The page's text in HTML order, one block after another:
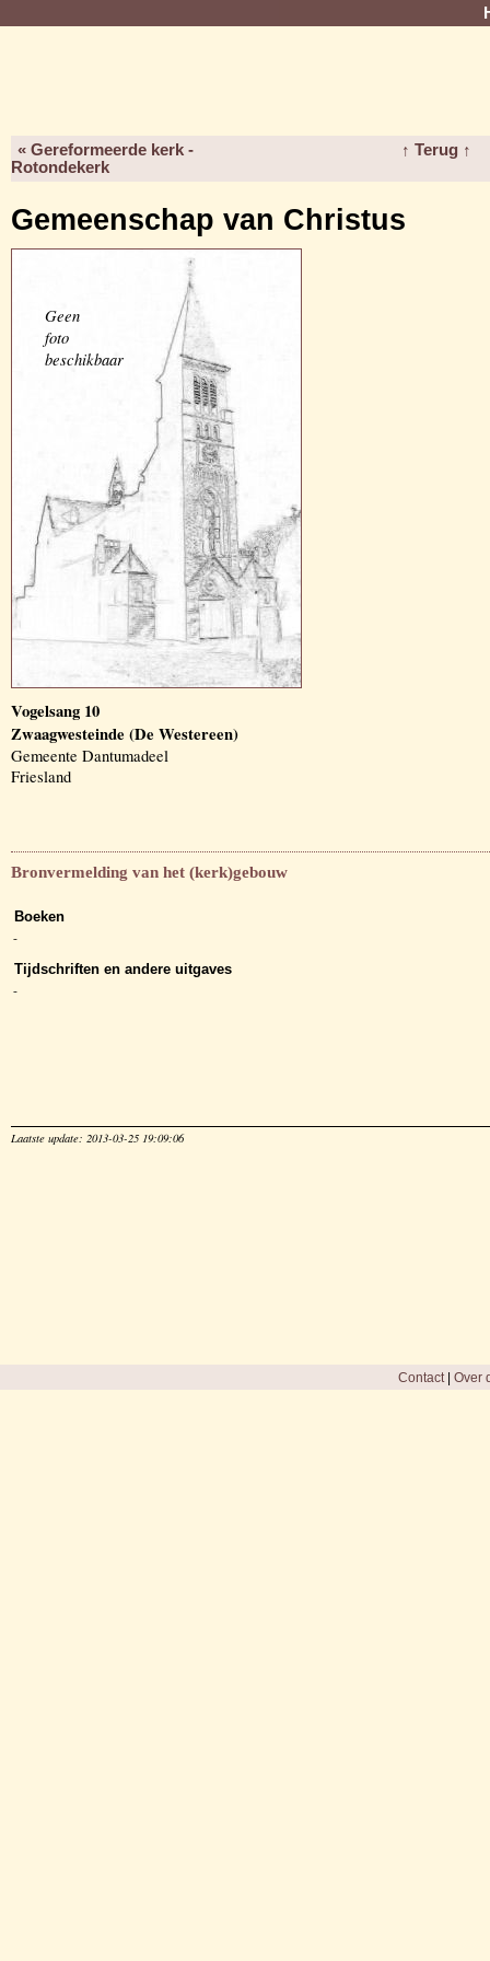
« Gereformeerde kerk -
Rotondekerk
↑ Terug ↑
Gemeenschap van Christus
Geen
foto
beschikbaar
Vogelsang 10
Zwaagwesteinde (De Westereen)
Gemeente Dantumadeel
Friesland
Bronvermelding van het (kerk)gebouw
Boeken
-
Tijdschriften en andere uitgaves
-
Laatste update: 2013-03-25 19:09:06
Contact| Over